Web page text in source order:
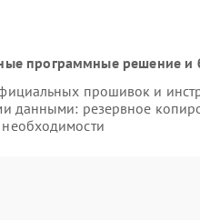
программные решение и
прошивок и
данными: резервное